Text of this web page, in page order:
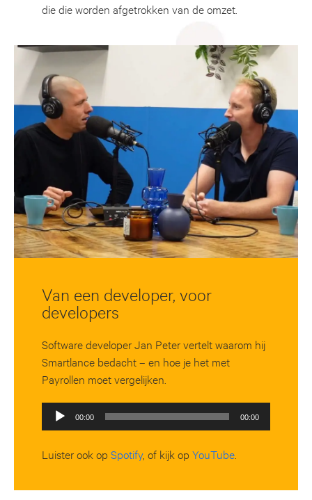
die die worden afgetrokken van de omzet.
Van een developer, voor
developers
Software developer Jan Peter vertelt waarom hij
Smartlance bedacht – en hoe je het met
Payrollen moet vergelijken.
Audiospeler
00:00 00:00
Luister ook op Spotify, of kijk op YouTube